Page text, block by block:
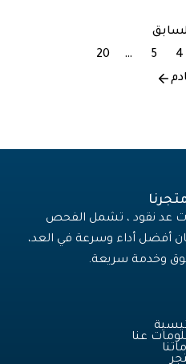
4
5
…
20
عد نقود ، تشمل الفحص
أفضل أداء وسرعة في العد،
وخدمة سريعة.
عنا